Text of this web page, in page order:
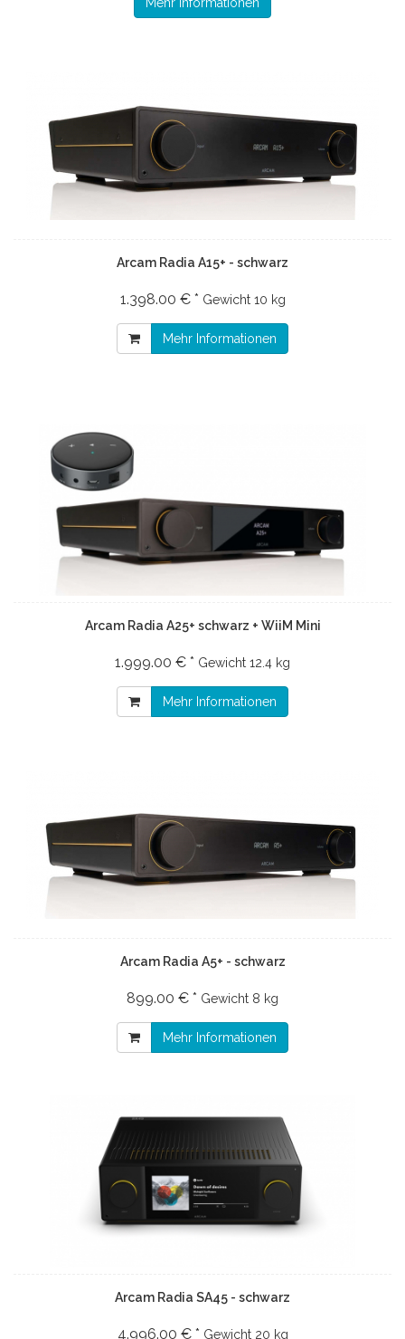
Arcam Radia A15+ - schwarz
1.398.00 € * Gewicht 10 kg
Mehr Informationen
Arcam Radia A25+ schwarz + WiiM Mini
1.999.00 € * Gewicht 12.4 kg
Mehr Informationen
Arcam Radia A5+ - schwarz
899.00 € * Gewicht 8 kg
Mehr Informationen
Arcam Radia SA45 - schwarz
4.996.00 € * Gewicht 20 kg